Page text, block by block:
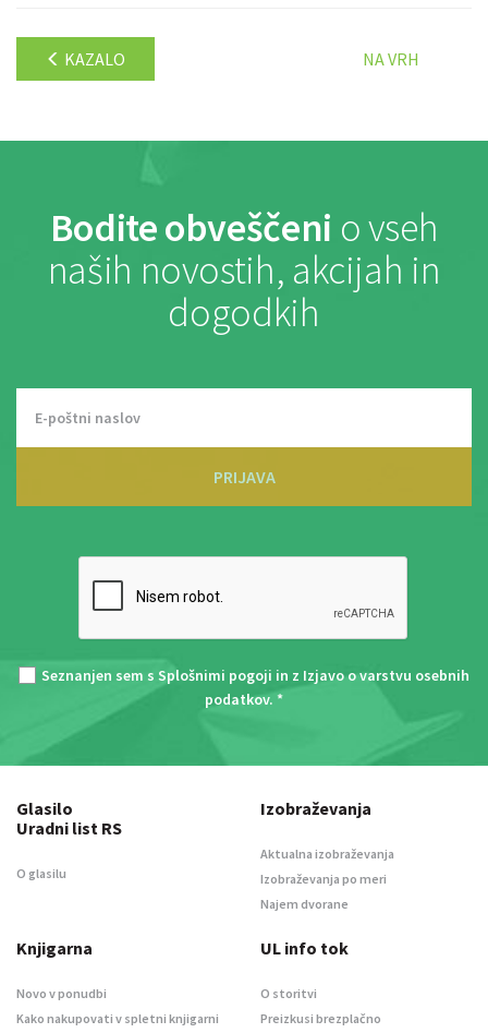
KAZALO NA VRH
Bodite obveščeni o vseh
naših novostih, akcijah in
dogodkih
PRIJAVA
Seznanjen sem s Splošnimi pogoji in z Izjavo o varstvu osebnih
podatkov. *
Glasilo
Uradni list RS
O glasilu
Izobraževanja
Aktualna izobraževanja
Izobraževanja po meri
Najem dvorane
Knjigarna
Novo v ponudbi
Kako nakupovati v spletni knjigarni
UL info tok
O storitvi
Preizkusi brezplačno